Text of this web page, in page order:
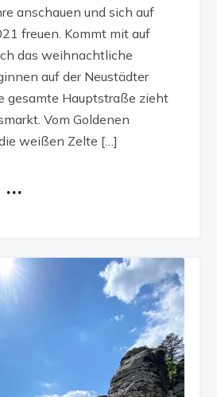
anschauen und sich auf
freuen. Kommt mit auf
das weihnachtliche
auf der Neustädter
gesamte Hauptstraße zieht
Vom Goldenen
weißen Zelte […]